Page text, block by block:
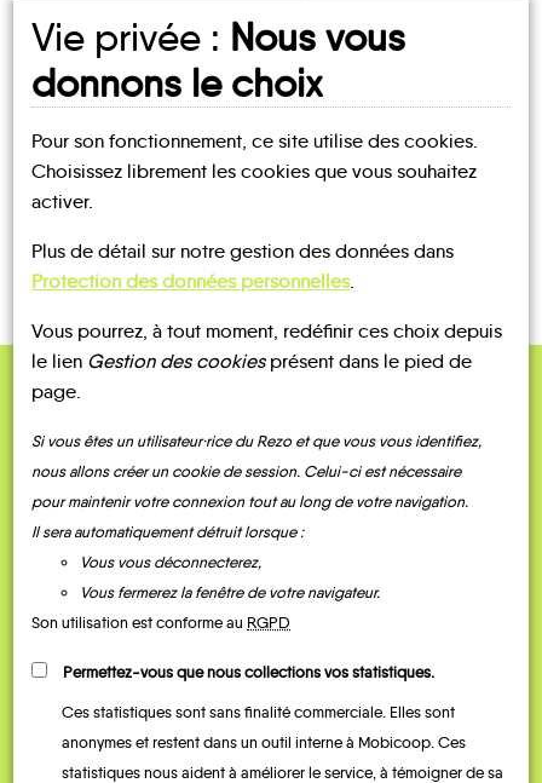
UN AVIS, UN TÉMOIGNAGE
À PARTAGER ?
QUELQUES
Témoignages
Je vais bosser en train, mais le
parking de la gare est toujours
Vie privée : Nous vous
donnons le choix
Pour son fonctionnement, ce site utilise des cookies.
Choisissez librement les cookies que vous souhaitez
activer.
Plus de détail sur notre gestion des données dans
Protection des données personnelles.
Vous pourrez, à tout moment, redéfinir ces choix depuis
le lien Gestion des cookiesprésent dans le pied de
page.
Si vous êtes un utilisateur·rice du Rezo et que vous vous identifiez,
nous allons créer un cookie de session. Celui-ci est nécessaire
pour maintenir votre connexion tout au long de votre navigation.
Il sera automatiquement détruit lorsque :
Vous vous déconnecterez,
Vous fermerez la fenêtre de votre navigateur.
Son utilisation est conforme au RGPD
Permettez-vous que nous collections vos statistiques.
Ces statistiques sont sans finalité commerciale. Elles sont
anonymes et restent dans un outil interne à Mobicoop. Ces
statistiques nous aident à améliorer le service, à témoigner de sa